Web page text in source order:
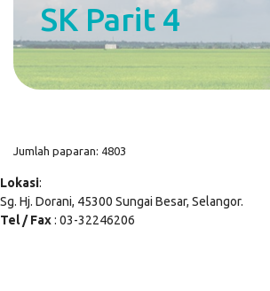
SK Parit 4
Jumlah paparan: 4803
Lokasi:
Sg. Hj. Dorani, 45300 Sungai Besar, Selangor.
Tel / Fax: 03-32246206